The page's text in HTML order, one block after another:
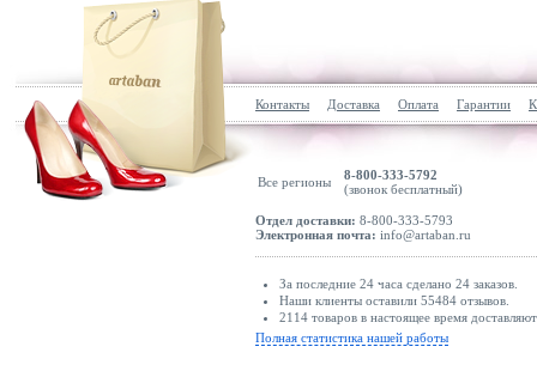
Контакты Доставка Оплата Гарантии
Все регионы
8-800-333-5792
(звонок бесплатный)
Отдел доставки: 8-800-333-5793
Электронная почта: info@artaban.ru
За последние 24 часа сделано 24 заказов.
Наши клиенты оставили 55484 отзывов.
2114 товаров в настоящее время
Полная статистика нашей работы